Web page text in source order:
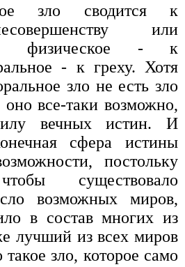
зло сводится к
или
физическое - к
- к греху. Хотя
зло не есть зло
все-таки возможно,
вечных истин. И
сфера истины
постольку
существовало
возможных миров,
в состав многих из
лучший из всех миров
зло, которое само